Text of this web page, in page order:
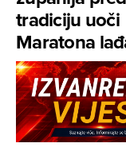
tradiciju uoči
Maratona